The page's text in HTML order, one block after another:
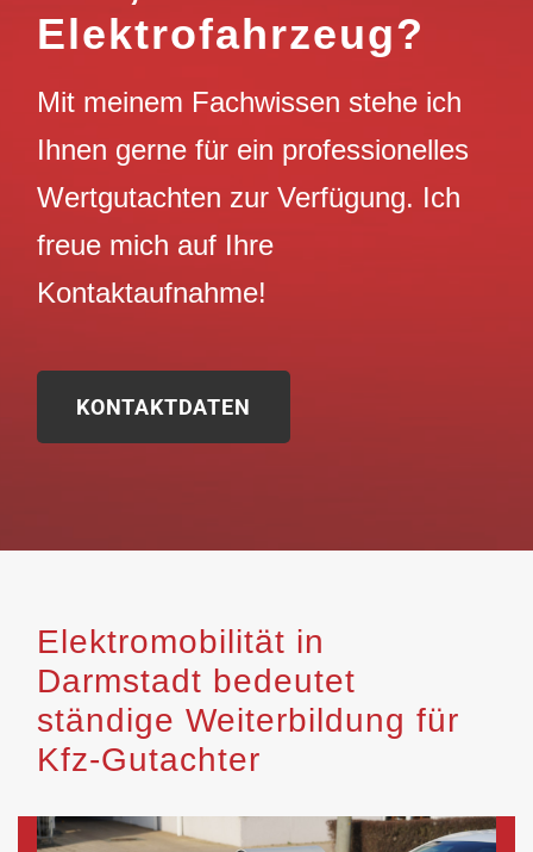
Elektrofahrzeug?
Mit meinem Fachwissen stehe ich
Ihnen gerne für ein professionelles
Wertgutachten zur Verfügung. Ich
freue mich auf Ihre
Kontaktaufnahme!
KONTAKTDATEN
Elektromobilität in
Darmstadt bedeutet
ständige Weiterbildung für
Kfz-Gutachter